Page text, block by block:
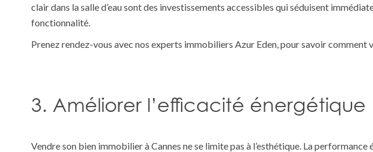
clair dans la salle d’eau sont des investissements accessibles qui séduisent
fonctionnalité.
Prenez rendez-vous avec nos experts immobiliers Azur Eden , pour savoir comment
3. Améliorer l’efficacité énergétique
Vendre son bien immobilier à Cannes ne se limite pas à l’esthétique. La